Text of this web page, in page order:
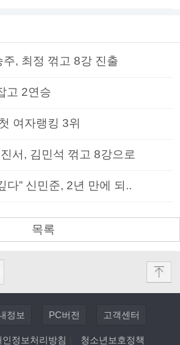
, 최정 꺾고 8강 진출
고 2연승
여자랭킹 3위
서, 김민석 꺾고 8강으로
다” 신민준, 2년 만에 되..
목록
정보 PC버전 고객센터
인정보처리방침 청소년보호정책